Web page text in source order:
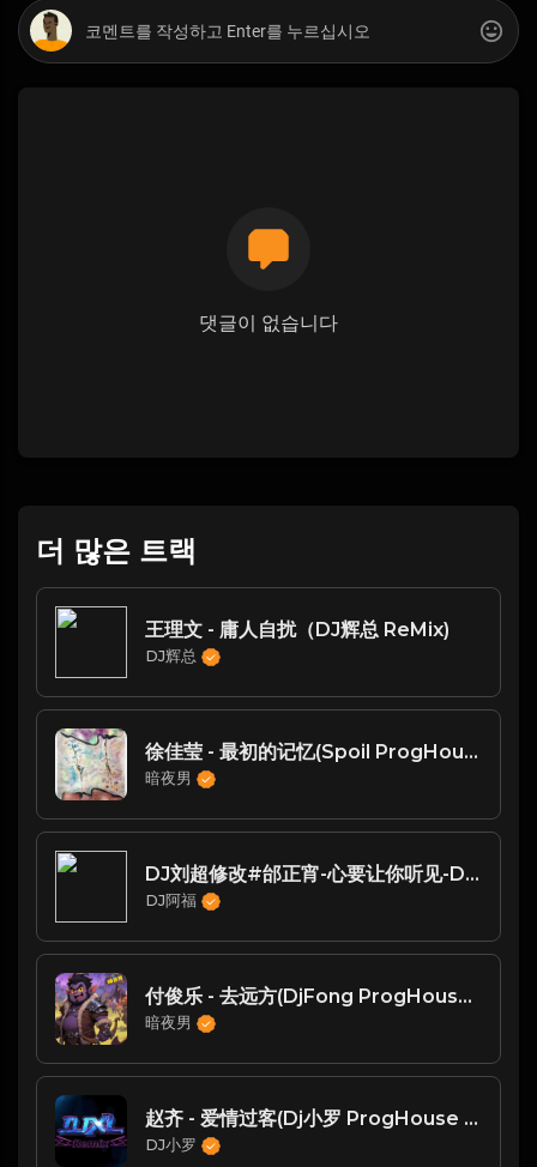
댓글이 없습니다
더 많은 트랙
王理文 - 庸人自扰（DJ辉总 ReMix)
DJ辉总
徐佳莹 - 最初的记忆(Spoil ProgHouse Rmx 2025) -
暗夜男
DJ刘超修改#邰正宵-心要让你听见-DJ阿福
DJ阿福
付俊乐 - 去远方(DjFong ProgHouse Rmx 2025)
暗夜男
赵齐 - 爱情过客(Dj小罗 ProgHouse Mix国语男)
DJ小罗